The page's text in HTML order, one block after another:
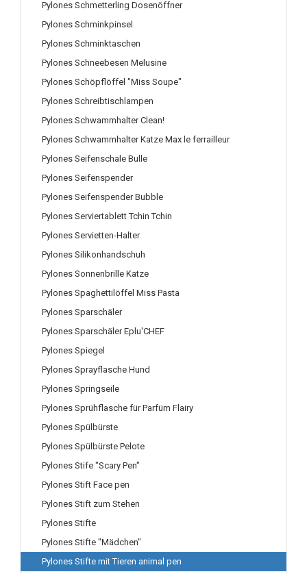
Pylones Schmetterling Dosenöffner
Pylones Schminkpinsel
Pylones Schminktaschen
Pylones Schneebesen Melusine
Pylones Schöpflöffel "Miss Soupe"
Pylones Schreibtischlampen
Pylones Schwammhalter Clean!
Pylones Schwammhalter Katze Max le ferrailleur
Pylones Seifenschale Bulle
Pylones Seifenspender
Pylones Seifenspender Bubble
Pylones Serviertablett Tchin Tchin
Pylones Servietten-Halter
Pylones Silikonhandschuh
Pylones Sonnenbrille Katze
Pylones Spaghettilöffel Miss Pasta
Pylones Sparschäler
Pylones Sparschäler Eplu'CHEF
Pylones Spiegel
Pylones Sprayflasche Hund
Pylones Springseile
Pylones Sprühflasche für Parfüm Flairy
Pylones Spülbürste
Pylones Spülbürste Pelote
Pylones Stife "Scary Pen"
Pylones Stift Face pen
Pylones Stift zum Stehen
Pylones Stifte
Pylones Stifte "Mädchen"
Pylones Stifte mit Tieren animal pen